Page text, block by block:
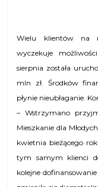
Wielu klientów na
wyczekuje
sierpnia została
mln zł. Środków
płynie nieubłaganie.
– Wstrzymano
Mieszkanie dla
kwietnia bieżącego
tym samym klienci
kolejne